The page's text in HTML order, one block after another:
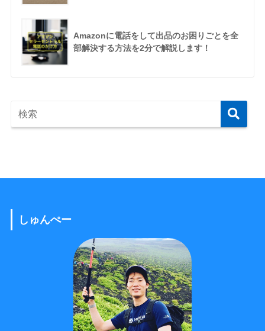
Amazonに電話をして出品のお困りごとを全
部解決する方法を2分で解説します！
しゅんぺー